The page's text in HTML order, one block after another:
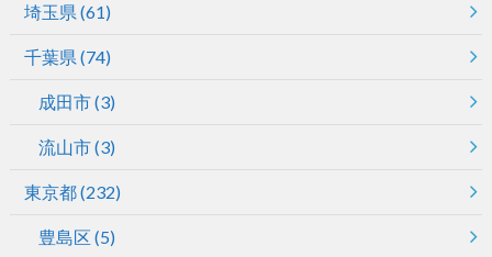
埼玉県 (61)
千葉県 (74)
成田市(3)
流山市(3)
東京都(232)
豊島区 (5)